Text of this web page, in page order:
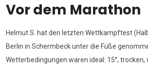
Vor dem Marathon
Helmut S. hat den letzten Wettkampftest
Berlin in Schermbeck unter die Füße
Wetterbedingungen waren ideal: 15°, trocken,